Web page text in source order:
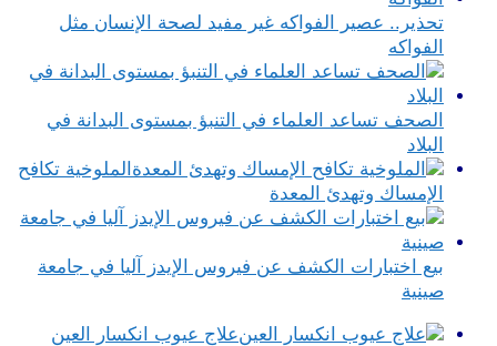
تحذير.. عصير الفواكه غير مفيد لصحة الإنسان مثل
الفواكه
الصحف تساعد العلماء في التنبؤ بمستوى البدانة في
البلاد
الملوخية تكافح
الإمساك وتهدئ المعدة
بيع اختبارات الكشف عن فيروس الإيدز آليا في جامعة
صينية
علاج عيوب انكسار العين